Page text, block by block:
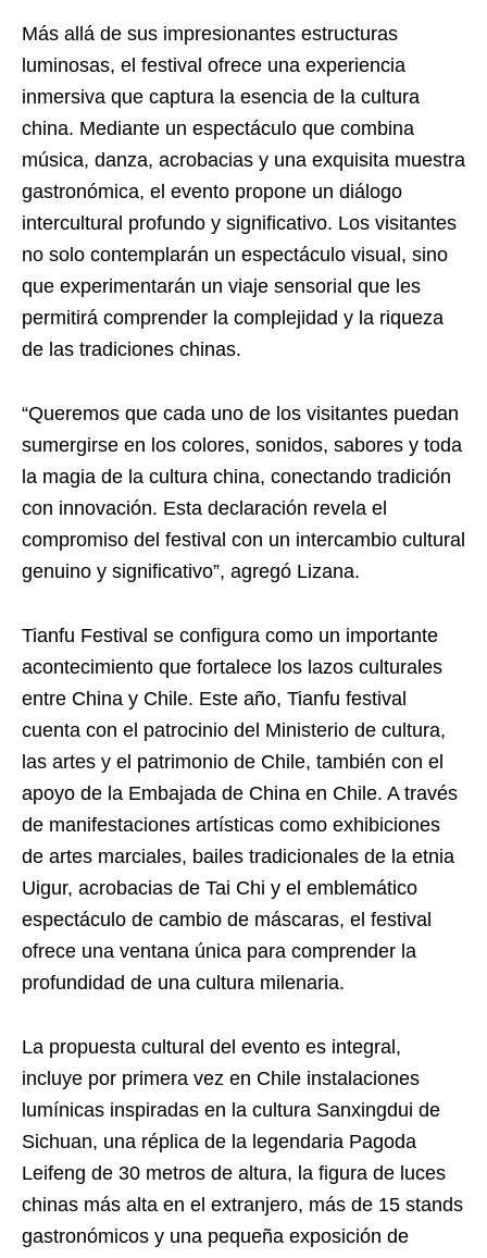
Más allá de sus impresionantes estructuras
luminosas, el festival ofrece una experiencia
inmersiva que captura la esencia de la cultura
china. Mediante un espectáculo que combina
música, danza, acrobacias y una exquisita muestra
gastronómica, el evento propone un diálogo
intercultural profundo y significativo. Los visitantes
no solo contemplarán un espectáculo visual, sino
que experimentarán un viaje sensorial que les
permitirá comprender la complejidad y la riqueza
de las tradiciones chinas.
“Queremos que cada uno de los visitantes puedan
sumergirse en los colores, sonidos, sabores y toda
la magia de la cultura china, conectando tradición
con innovación. Esta declaración revela el
compromiso del festival con un intercambio cultural
genuino y significativo”, agregó Lizana.
Tianfu Festival se configura como un importante
acontecimiento que fortalece los lazos culturales
entre China y Chile. Este año, Tianfu festival
cuenta con el patrocinio del Ministerio de cultura,
las artes y el patrimonio de Chile, también con el
apoyo de la Embajada de China en Chile. A través
de manifestaciones artísticas como exhibiciones
de artes marciales, bailes tradicionales de la etnia
Uigur, acrobacias de Tai Chi y el emblemático
espectáculo de cambio de máscaras, el festival
ofrece una ventana única para comprender la
profundidad de una cultura milenaria.
La propuesta cultural del evento es integral,
incluye por primera vez en Chile instalaciones
lumínicas inspiradas en la cultura Sanxingdui de
Sichuan, una réplica de la legendaria Pagoda
Leifeng de 30 metros de altura, la figura de luces
chinas más alta en el extranjero, más de 15 stands
gastronómicos y una pequeña exposición de